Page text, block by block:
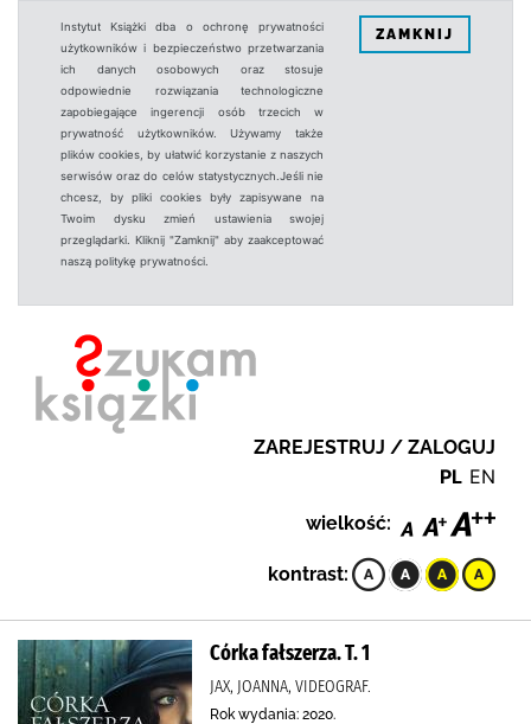
Instytut Książki dba o ochronę prywatności
użytkowników i bezpieczeństwo przetwarzania
ich danych osobowych oraz stosuje
odpowiednie rozwiązania technologiczne
zapobiegające ingerencji osób trzecich w
prywatność użytkowników. Używamy także
plików cookies, by ułatwić korzystanie z naszych
serwisów oraz do celów statystycznych.Jeśli nie
chcesz, by pliki cookies były zapisywane na
Twoim dysku zmień ustawienia swojej
przeglądarki. Kliknij "Zamknij" aby zaakceptować
naszą politykę prywatności.
ZAMKNIJ
ZAREJESTRUJ / ZALOGUJ
PL EN
wielkość:
kontrast:
Córka fałszerza. T. 1
JAX, JOANNA, VIDEOGRAF.
Rok wydania: 2020.